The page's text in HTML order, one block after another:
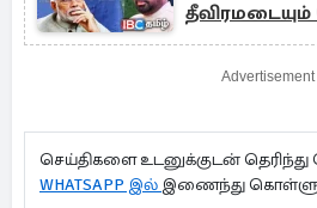
Advertisement
செய்திகளை உடனுக்குடன்
WHATSAPP இல் இணைந்து